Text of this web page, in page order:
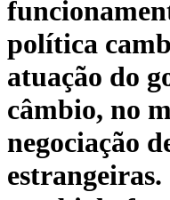
política
atuação do
câmbio, no
negociação